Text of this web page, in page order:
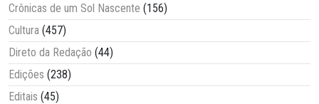
Crônicas de um Sol Nascente (156)
Cultura (457)
Direto da Redação (44)
Edições (238)
Editais (45)